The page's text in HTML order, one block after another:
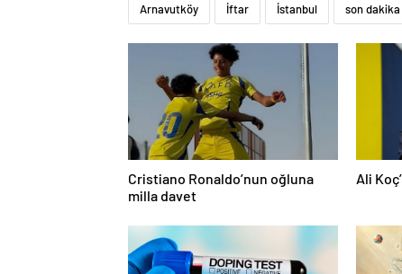
Arnavutköy İftar İstanbul son dakika
Cristiano Ronaldo’nun oğluna
milla davet
Ali